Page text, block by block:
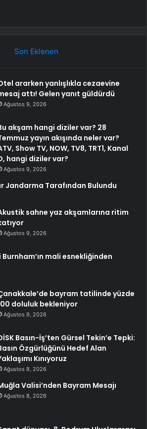
Son Eklenen
ararken yanlışlıkla cezaevine
attı! Gelen yanıt güldürdü
Ağustos 9, 2026
akşam hangi diziler var? 28
yayın akışında neler var?
Show TV, NOW, TV8, TRT1, Kanal
hangi diziler var?
Ağustos 9, 2026
Jandarma Tarafından Bulundu
sahne yaz akşamlarına ritim
Ağustos 9, 2026
mali esnekliğinden
bayram tatilinde yüzde
doluluk bekleniyor
Ağustos 9, 2026
Basın-İş’ten Gürsel Tekin’e Tepki:
Özgürlüğünü Hedef Alan
Kınıyoruz
Ağustos 8, 2026
Valisi’nden Bayram Mesajı
Ağustos 8, 2026